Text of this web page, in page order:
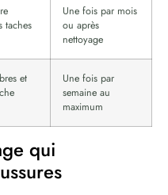
taches
Une fois par mois
ou après
nettoyage
et
Une fois par
semaine au
maximum
qui